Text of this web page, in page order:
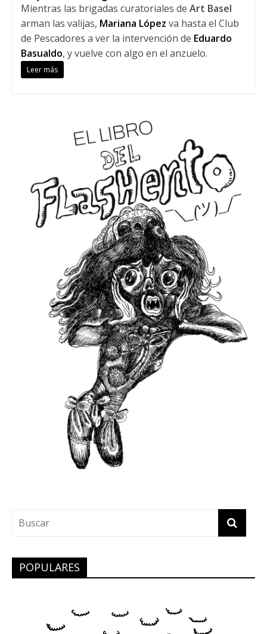
Mientras las brigadas curatoriales de Art Basel
arman las valijas, Mariana López va hasta el Club
de Pescadores a ver la intervención de Eduardo
Basualdo, y vuelve con algo en el anzuelo.
Leer más
POPULARES